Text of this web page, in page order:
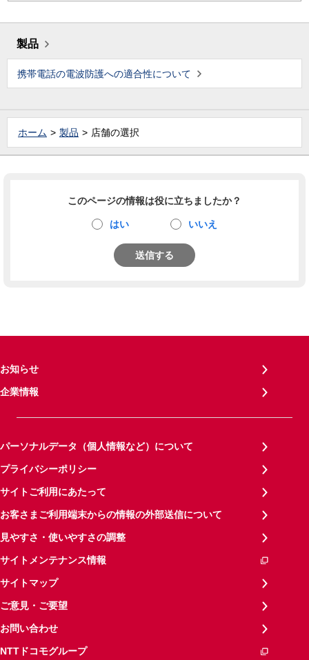
製品
携帯電話の電波防護への適合性について
ホーム 製品 店舗の選択
このページの情報は役に立ちましたか？
はい いいえ
送信する
お知らせ
企業情報
パーソナルデータ（個人情報など）について
プライバシーポリシー
サイトご利用にあたって
お客さまご利用端末からの情報の外部送信について
見やすさ・使いやすさの調整
サイトメンテナンス情報
サイトマップ
ご意見・ご要望
お問い合わせ
NTTドコモグループ